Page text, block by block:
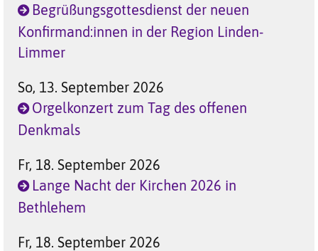
Begrüßungsgottesdienst der neuen
Konfirmand:innen in der Region Linden-
Limmer
So, 13. September 2026
Orgelkonzert zum Tag des offenen
Denkmals
Fr, 18. September 2026
Lange Nacht der Kirchen 2026 in
Bethlehem
Fr, 18. September 2026